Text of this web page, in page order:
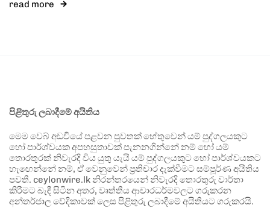
read more
පිළිතුරු ලබාදීමේ අයිතිය
මෙම වෙබ් අඩවියේ පළවන පුවතක් හේතුවෙන් යම් පුද්ගලයකුට
හෝ පාර්ශ්වයක අපහසුතාවක් පැනනගින්නේ නම් හෝ යම්
තොරතුරක් නිවැරදි විය යුතු යැයි යම් පුද්ගලයකුට හෝ පාර්ශ්වයකට
හැඟෙන්නේ නම්, ඒ වෙනුවෙන් ප්‍රතිචාර දැක්වීමට සම්පූර්ණ අයිතිය
පවතී. ceylonwire.lk නිරන්තරයෙන් නිවැරදි තොරතුරු වාර්තා
කිරීමට බැඳී සිටින අතර, වෘත්තීය ආචාරධර්මවලට ගරුකරන
අන්තර්ජාල වේදිකාවක් ලෙස පිළිතුරු ලබාදීමේ අයිතියට ගරුකරයි.